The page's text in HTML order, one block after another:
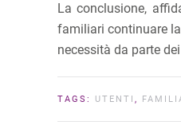
La conclusione,
familiari continuare
necessità da parte
TAGS: UTENTI ,